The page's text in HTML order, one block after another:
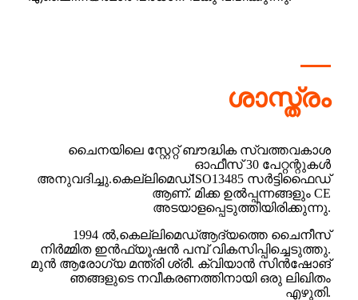
ശാസ്ത്രം
ചൈനയിലെ സ്റ്റേറ്റ് ബൗദ്ധിക സ്വത്തവകാശ
ഓഫീസ് 30 പേറ്റന്റുകൾ
അനുവദിച്ചു.കെല്ലിമെഡ്ISO13485 സർട്ടിഫൈഡ്
ആണ്. മിക്ക ഉൽപ്പന്നങ്ങളും CE
അടയാളപ്പെടുത്തിയിരിക്കുന്നു.
1994 ൽ,കെല്ലിമെഡ്ആദ്യത്തെ ചൈനീസ്
നിർമ്മിത ഇൻഫ്യൂഷൻ പമ്പ് വികസിപ്പിച്ചെടുത്തു.
മുൻ ആരോഗ്യ മന്ത്രി ശ്രീ. ക്വിയാൻ സിൻഷോങ്
ഞങ്ങളുടെ നവീകരണത്തിനായി ഒരു ലിഖിതം
എഴുതി.